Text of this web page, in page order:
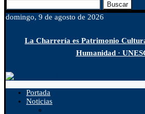
Buscar
domingo, 9 de agosto de 2026
La Charrería es Patrimonio
Humanidad ·
Portada
Noticias